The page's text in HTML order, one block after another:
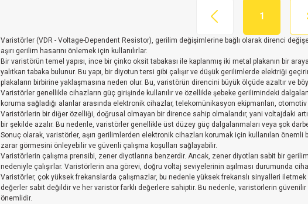
1
Varistörler (VDR - Voltage-Dependent Resistor), gerilim değişimlerine bağlı olarak direnci
aşırı gerilim hasarını önlemek için kullanılırlar.
Bir varistörün temel yapısı, ince bir çinko oksit tabakası ile kaplanmış iki metal plakanın bir
yalıtkan tabaka bulunur. Bu yapı, bir diyotun tersi gibi çalışır ve düşük gerilimlerde elektriği
plakaların birbirine yaklaşmasına neden olur. Bu, varistörün direncini büyük ölçüde azaltır ve
Varistörler genellikle cihazların güç girişinde kullanılır ve özellikle şebeke gerilimindeki
koruma sağladığı alanlar arasında elektronik cihazlar, telekomünikasyon ekipmanları,
Varistörlerin bir diğer özelliği, doğrusal olmayan bir dirence sahip olmalarıdır, yani voltajdaki
bir şekilde azalır. Bu nedenle, varistörler genellikle üst düzey güç dalgalanmaları veya şok
Sonuç olarak, varistörler, aşırı gerilimlerden elektronik cihazları korumak için kullanılan
zarar görmesini önleyebilir ve güvenli çalışma koşulları sağlayabilir.
Varistörlerin çalışma prensibi, zener diyotlarına benzerdir. Ancak, zener diyotları sabit bir
nedeniyle çalışırlar. Varistörlerin ana görevi, doğru voltaj seviyelerinin aşılması durumunda
Varistörler, çok yüksek frekanslarda çalışmazlar, bu nedenle yüksek frekanslı sinyalleri
değerler sabit değildir ve her varistör farklı değerlere sahiptir. Bu nedenle, varistörlerin
önemlidir.